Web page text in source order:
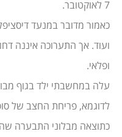
7 לאוקטובר.
כאמור מדובר במנעד
ועוד. אך התערוכה איננה
ופלאי.
עלה במחשבתי ילד בגוף
לדוגמא, פריחת החצב של